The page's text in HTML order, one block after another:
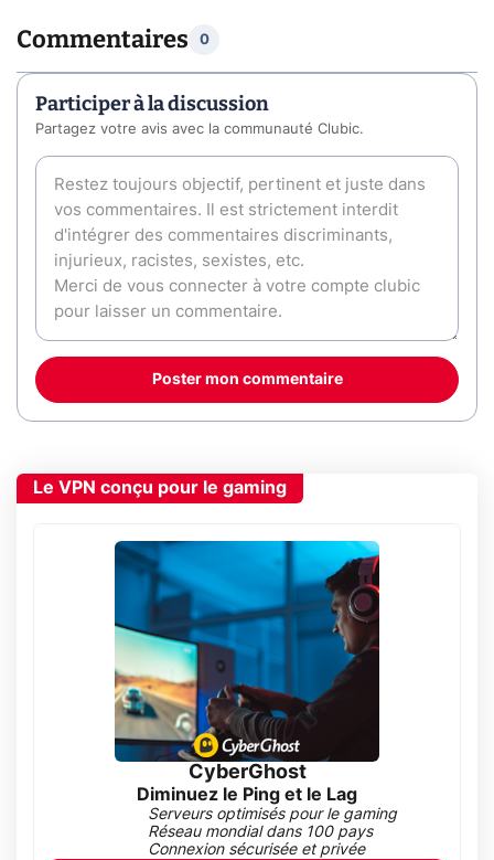
Commentaires 0
Participer à la discussion
Partagez votre avis avec la communauté Clubic.
Poster mon commentaire
Le VPN conçu pour le gaming
CyberGhost
Diminuez le Ping et le Lag
Serveurs optimisés pour le gaming
Réseau mondial dans 100 pays
Connexion sécurisée et privée